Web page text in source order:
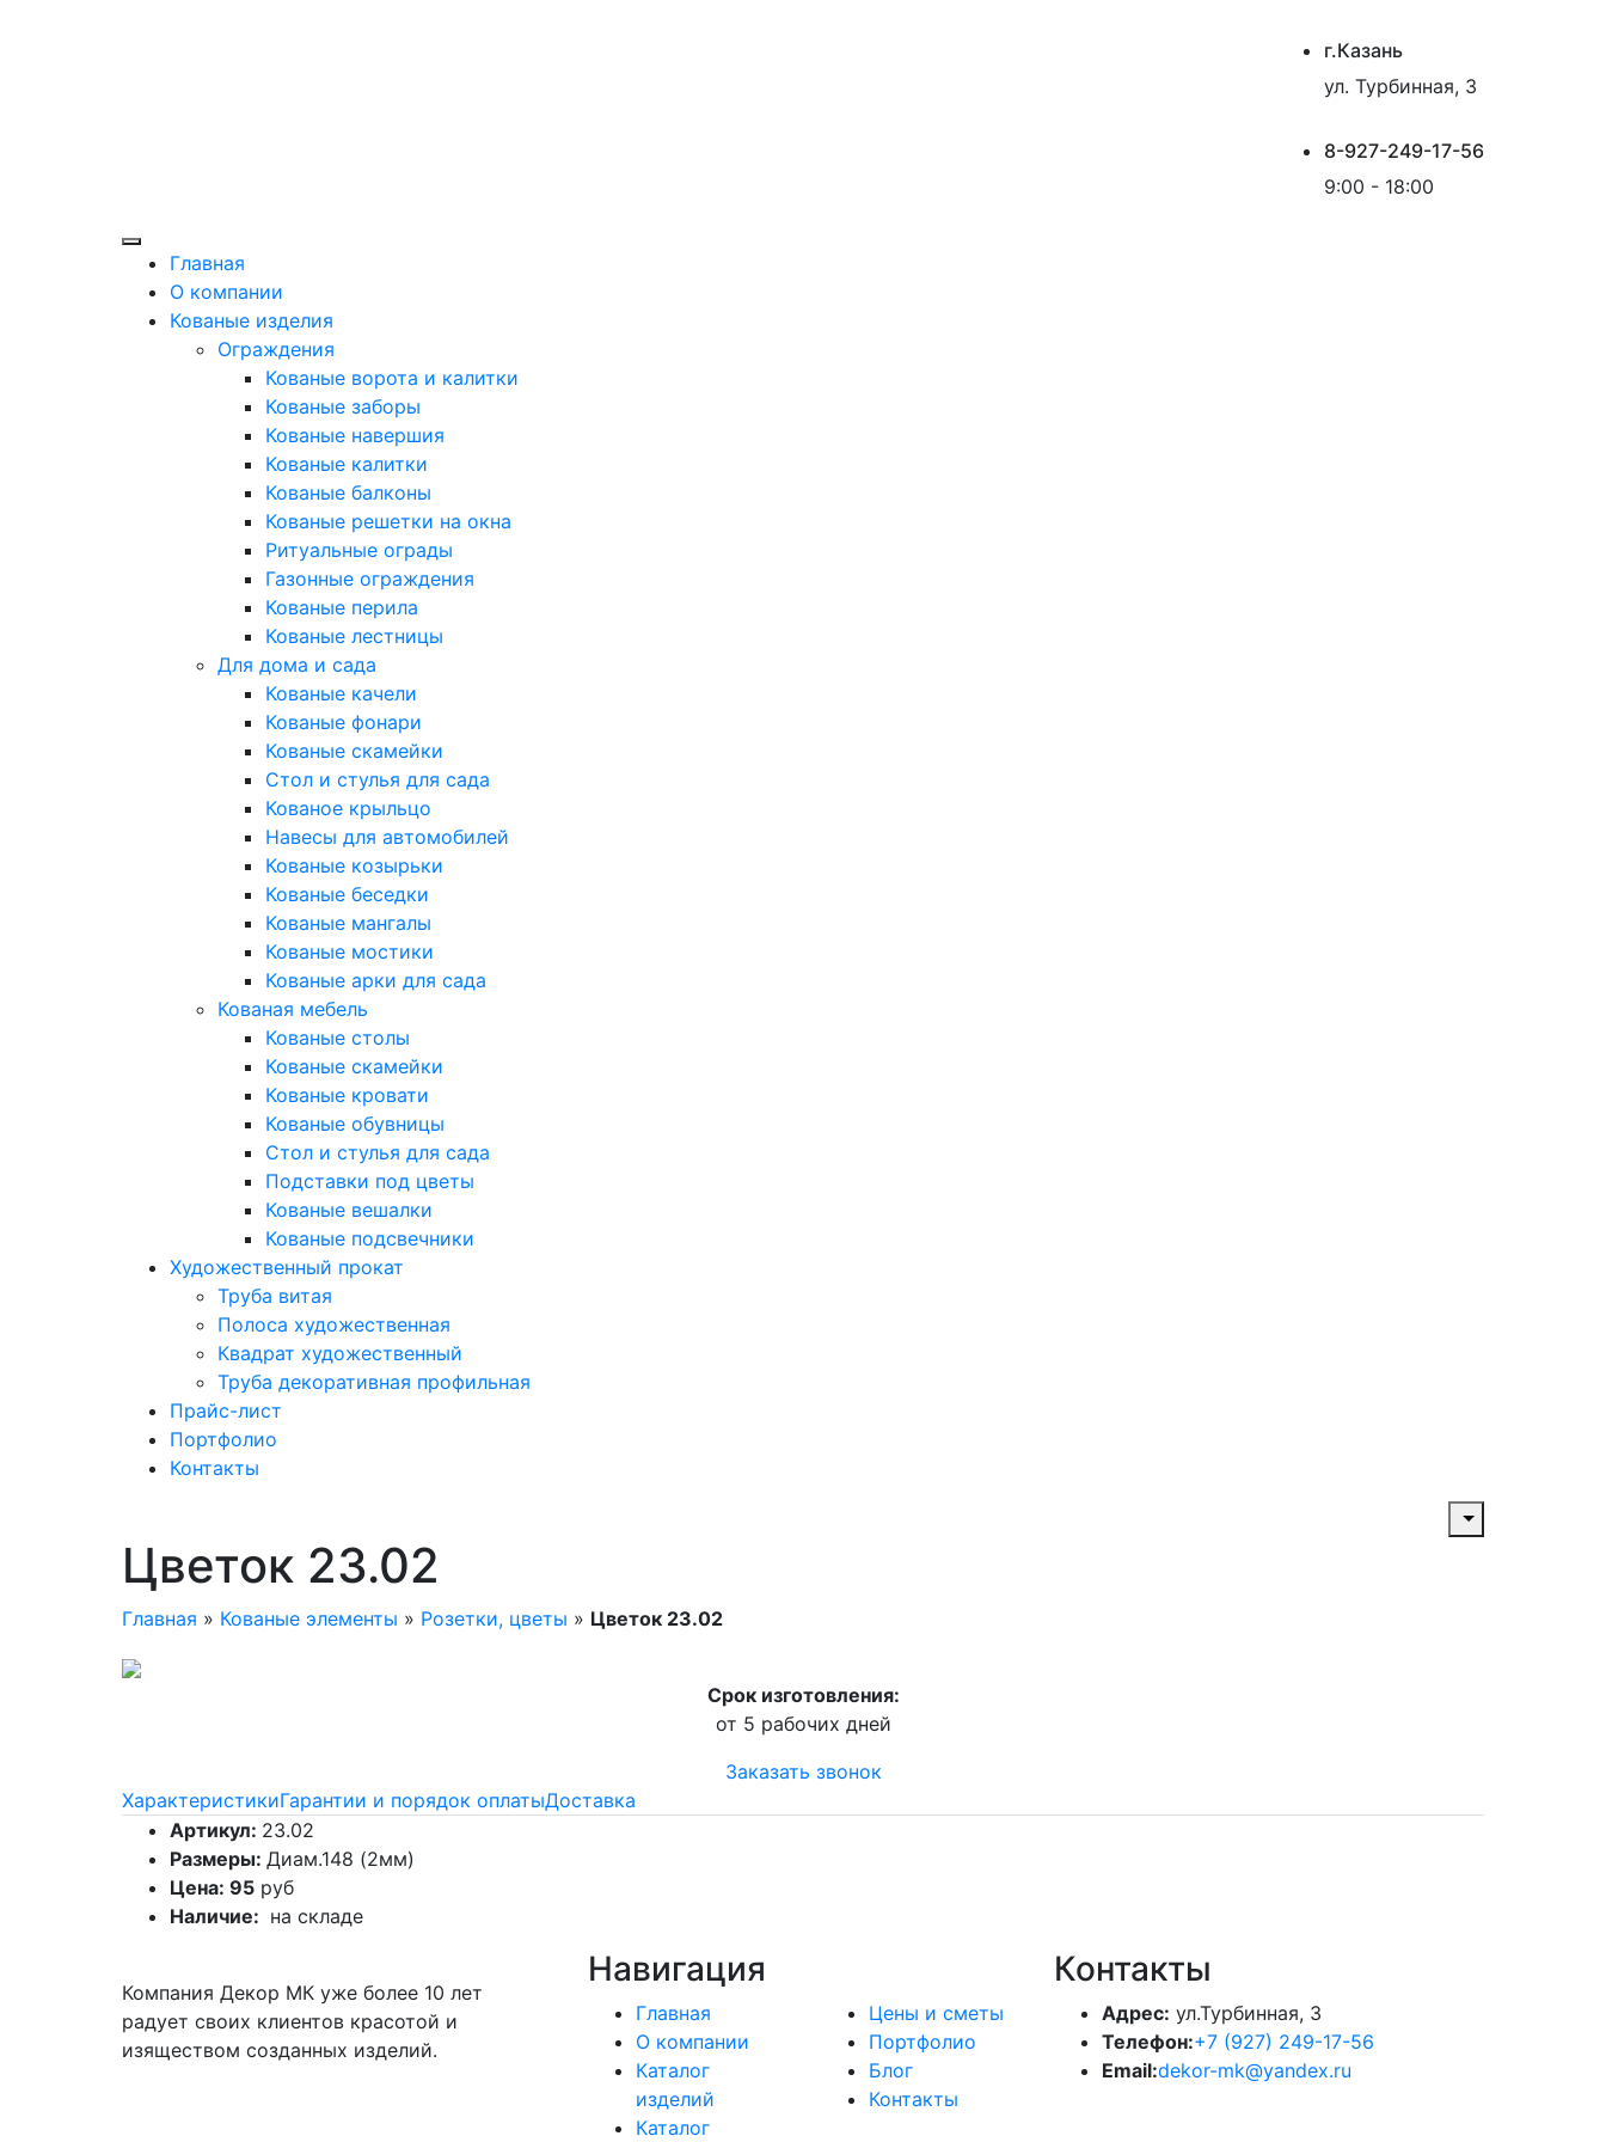
г.Казань
ул. Турбинная, 3
8-927-249-17-56
9:00 - 18:00
Главная
О компании
Кованые изделия
Ограждения
Кованые ворота и калитки
Кованые заборы
Кованые навершия
Кованые калитки
Кованые балконы
Кованые решетки на окна
Ритуальные ограды
Газонные ограждения
Кованые перила
Кованые лестницы
Для дома и сада
Кованые качели
Кованые фонари
Кованые скамейки
Стол и стулья для сада
Кованое крыльцо
Навесы для автомобилей
Кованые козырьки
Кованые беседки
Кованые мангалы
Кованые мостики
Кованые арки для сада
Кованая мебель
Кованые столы
Кованые скамейки
Кованые кровати
Кованые обувницы
Стол и стулья для сада
Подставки под цветы
Кованые вешалки
Кованые подсвечники
Художественный прокат
Труба витая
Полоса художественная
Квадрат художественный
Труба декоративная профильная
Прайс-лист
Портфолио
Контакты
Цветок 23.02
Главная » Кованые элементы » Розетки, цветы » Цветок 23.02
Срок изготовления:
от 5 рабочих дней
Заказать звонок
ХарактеристикиГарантии и порядок оплатыДоставка
Артикул: 23.02
Размеры: Диам.148 (2мм)
Цена: 95 руб
Наличие: на складе
Компания Декор МК уже более 10 лет
радует своих клиентов красотой и
изяществом созданных изделий.
Навигация
Главная
О компании
Каталог
изделий
Каталог
Цены и сметы
Портфолио
Блог
Контакты
Контакты
Адрес: ул.Турбинная, 3
Телефон:+7 (927) 249-17-56
Email:dekor-mk@yandex.ru